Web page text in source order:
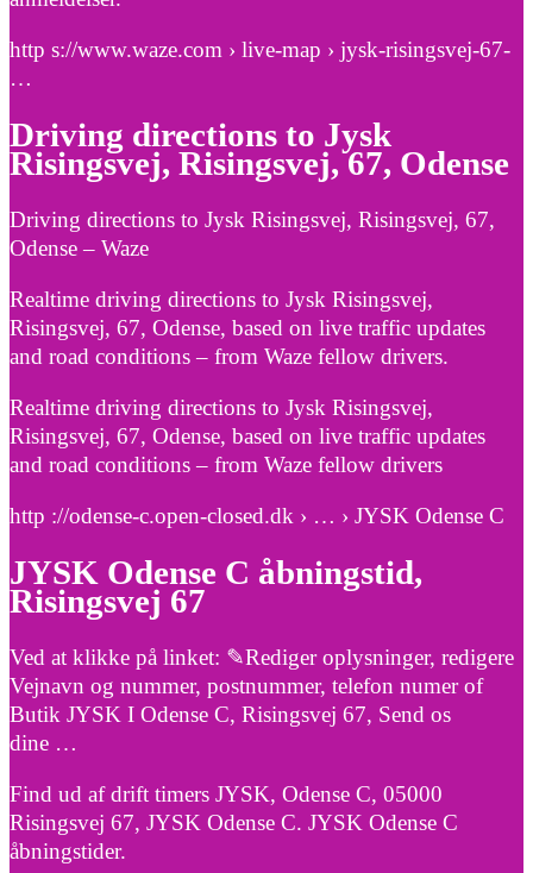
http s://www.waze.com › live-map › jysk-risingsvej-67-
…
Driving directions to Jysk
Risingsvej, Risingsvej, 67, Odense
Driving directions to Jysk Risingsvej, Risingsvej, 67,
Odense – Waze
Realtime driving directions to Jysk Risingsvej,
Risingsvej, 67, Odense, based on live traffic updates
and road conditions – from Waze fellow drivers.
Realtime driving directions to Jysk Risingsvej,
Risingsvej, 67, Odense, based on live traffic updates
and road conditions – from Waze fellow drivers
http ://odense-c.open-closed.dk › … › JYSK Odense C
JYSK Odense C åbningstid,
Risingsvej 67
Ved at klikke på linket: ✎Rediger oplysninger, redigere
Vejnavn og nummer, postnummer, telefon numer of
Butik JYSK I Odense C, Risingsvej 67, Send os
dine …
Find ud af drift timers JYSK, Odense C, 05000
Risingsvej 67, JYSK Odense C. JYSK Odense C
åbningstider.